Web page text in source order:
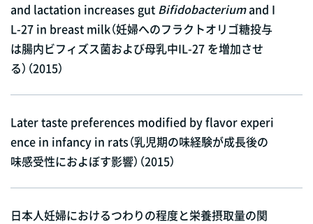
and lactation increases gut Bifidobacteriumand I
L-27 in breast milk（妊婦へのフラクトオリゴ糖投与
は腸内ビフィズス菌および母乳中IL-27 を増加させ
る）（2015）
Later taste preferences modified by flavor experi
ence in infancy in rats（乳児期の味経験が成長後の
味感受性におよぼす影響）（2015）
日本人妊婦におけるつわりの程度と栄養摂取量の関